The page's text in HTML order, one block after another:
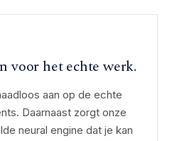
voor het echte werk.
aan op de echte
Daarnaast zorgt onze
neural engine dat je kan